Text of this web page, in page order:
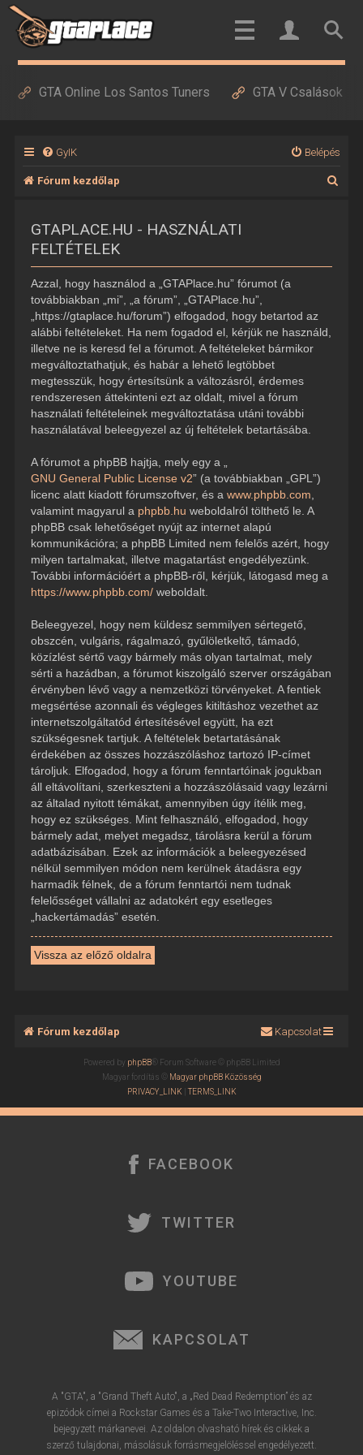
GTA Online Los Santos Tuners GTA V Csalások
GyIK Belépés
Fórum kezdőlap
GTAPLACE.HU - HASZNÁLATI
FELTÉTELEK
Azzal, hogy használod a „GTAPlace.hu” fórumot (a
továbbiakban „mi”, „a fórum”, „GTAPlace.hu”,
„https://gtaplace.hu/forum”) elfogadod, hogy betartod az
alábbi feltételeket. Ha nem fogadod el, kérjük ne használd,
illetve ne is keresd fel a fórumot. A feltételeket bármikor
megváltoztathatjuk, és habár a lehető legtöbbet
megtesszük, hogy értesítsünk a változásról, érdemes
rendszeresen áttekinteni ezt az oldalt, mivel a fórum
használati feltételeinek megváltoztatása utáni további
használatával beleegyezel az új feltételek betartásába.
A fórumot a phpBB hajtja, mely egy a „
GNU General Public License v2” (a továbbiakban „GPL”)
licenc alatt kiadott fórumszoftver, és a www.phpbb.com
valamint magyarul a phpbb.hu weboldalról tölthető le. A
phpBB csak lehetőséget nyújt az internet alapú
kommunikációra; a phpBB Limited nem felelős azért, hogy
milyen tartalmakat, illetve magatartást engedélyezünk.
További információért a phpBB-ről, kérjük, látogasd meg a
https://www.phpbb.com/weboldalt.
Beleegyezel, hogy nem küldesz semmilyen sértegető,
obszcén, vulgáris, rágalmazó, gyűlöletkeltő, támadó,
közízlést sértő vagy bármely más olyan tartalmat, mely
sérti a hazádban, a fórumot kiszolgáló szerver országában
érvényben lévő vagy a nemzetközi törvényeket. A fentiek
megsértése azonnali és végleges kitiltáshoz vezethet az
internetszolgáltatód értesítésével együtt, ha ezt
szükségesnek tartjuk. A feltételek betartatásának
érdekében az összes hozzászóláshoz tartozó IP-címet
tároljuk. Elfogadod, hogy a fórum fenntartóinak jogukban
áll eltávolítani, szerkeszteni a hozzászólásaid vagy lezárni
az általad nyitott témákat, amennyiben úgy ítélik meg,
hogy ez szükséges. Mint felhasználó, elfogadod, hogy
bármely adat, melyet megadsz, tárolásra kerül a fórum
adatbázisában. Ezek az információk a beleegyezésed
nélkül semmilyen módon nem kerülnek átadásra egy
harmadik félnek, de a fórum fenntartói nem tudnak
felelősséget vállalni az adatokért egy esetleges
„hackertámadás” esetén.
Vissza az előző oldalra
Fórum kezdőlap Kapcsolat
Powered by phpBB® Forum Software © phpBB Limited
Magyar fordítás © Magyar phpBB Közösség
PRIVACY_LINK |TERMS_LINK
FACEBOOK
TWITTER
YOUTUBE
KAPCSOLAT
A "GTA", a "Grand Theft Auto", a „Red Dead Redemption” és az
epizódok címei a Rockstar Games és a Take-Two Interactive, Inc.
bejegyzett márkanevei. Az oldalon olvasható hírek és cikkek a
szerző tulajdonai, másolásuk forrásmegjelöléssel engedélyezett.